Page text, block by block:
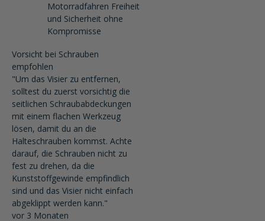
Motorradfahren Freiheit
und Sicherheit ohne
Kompromisse
Vorsicht bei Schrauben
empfohlen
"Um das Visier zu entfernen,
solltest du zuerst vorsichtig die
seitlichen Schraubabdeckungen
mit einem flachen Werkzeug
lösen, damit du an die
Halteschrauben kommst. Achte
darauf, die Schrauben nicht zu
fest zu drehen, da die
Kunststoffgewinde empfindlich
sind und das Visier nicht einfach
abgeklippt werden kann."
vor 3 Monaten